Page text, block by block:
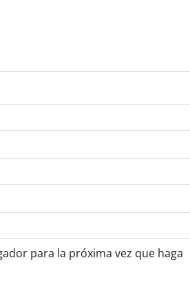
para la próxima vez que haga